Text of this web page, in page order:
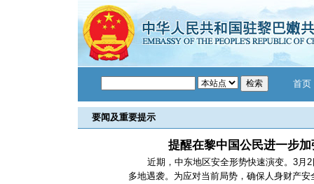
首页
要闻及重要提示
提醒在黎中国公民进一步
近期，中东地区安全形势快速演变。3月
多地遇袭。为应对当前局势，确保人身财产